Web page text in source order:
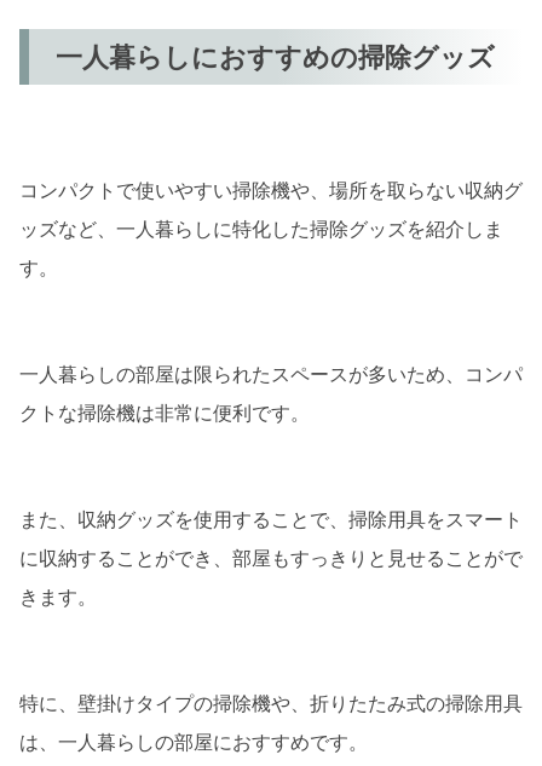
一人暮らしにおすすめの掃除グッズ
コンパクトで使いやすい掃除機や、場所を取らない収納グ
ッズなど、一人暮らしに特化した掃除グッズを紹介しま
す。
一人暮らしの部屋は限られたスペースが多いため、コンパ
クトな掃除機は非常に便利です。
また、収納グッズを使用することで、掃除用具をスマート
に収納することができ、部屋もすっきりと見せることがで
きます。
特に、壁掛けタイプの掃除機や、折りたたみ式の掃除用具
は、一人暮らしの部屋におすすめです。